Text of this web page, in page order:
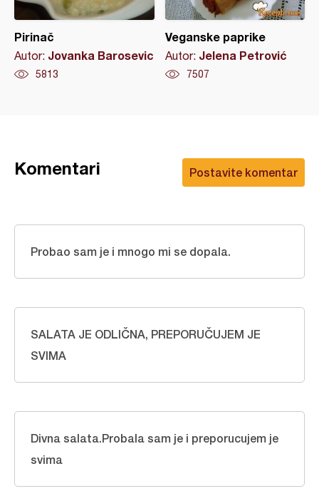
Pirinač
Autor: Jovanka Barosevic
5813
Veganske paprike
Autor: Jelena Petrović
7507
Postavite komentar
Komentari
Probao sam je i mnogo mi se dopala.
SALATA JE ODLIČNA, PREPORUČUJEM JE
SVIMA
Divna salata.Probala sam je i preporucujem je
svima